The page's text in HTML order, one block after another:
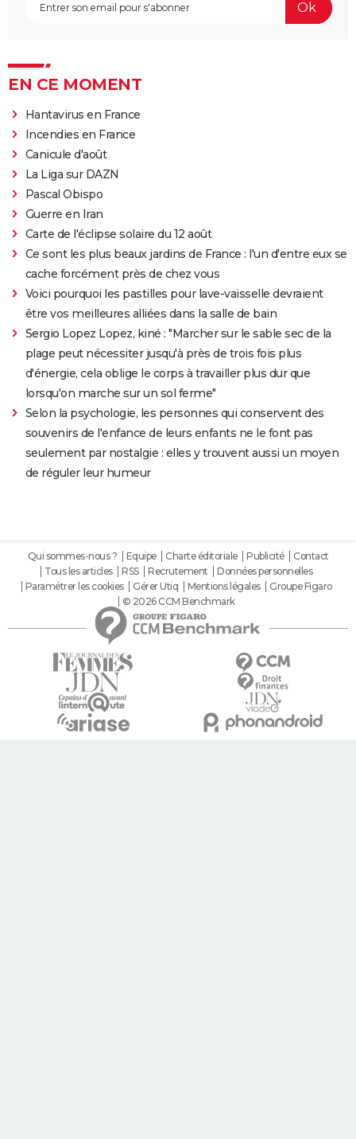
EN CE MOMENT
Hantavirus en France
Incendies en France
Canicule d'août
La Liga sur DAZN
Pascal Obispo
Guerre en Iran
Carte de l'éclipse solaire du 12 août
Ce sont les plus beaux jardins de France : l'un d'entre eux se
cache forcément près de chez vous
Voici pourquoi les pastilles pour lave-vaisselle devraient
être vos meilleures alliées dans la salle de bain
Sergio Lopez Lopez, kiné : "Marcher sur le sable sec de la
plage peut nécessiter jusqu'à près de trois fois plus
d'énergie, cela oblige le corps à travailler plus dur que
lorsqu'on marche sur un sol ferme"
Selon la psychologie, les personnes qui conservent des
souvenirs de l'enfance de leurs enfants ne le font pas
seulement par nostalgie : elles y trouvent aussi un moyen
de réguler leur humeur
Qui sommes-nous ? Equipe Charte éditoriale Publicité
Contact
Tous les articles
RSS Recrutement
Données personnelles
Paramétrer les cookies
Gérer Utiq Mentions légales
Groupe Figaro
© 2026 CCM Benchmark